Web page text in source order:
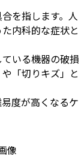
を指します。人
内科的な症状と
いる機器の破損
「切りキズ」と
度が高くなるケ